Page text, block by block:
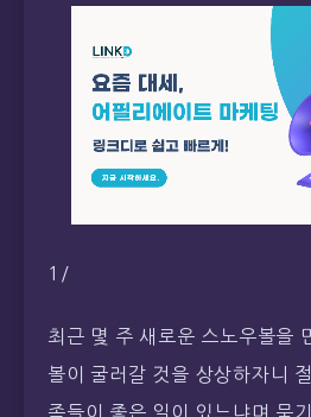
1/
최근 몇 주 새로운 스노우볼을
볼이 굴러갈 것을 상상하자니
족들이 좋은 일이 있느냐며 묻